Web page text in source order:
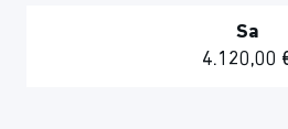
Sa
4.120,00